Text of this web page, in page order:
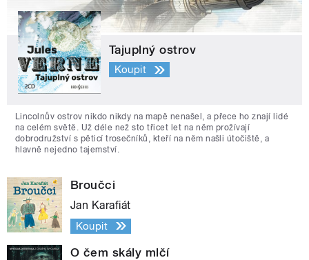
Tajuplný ostrov
Koupit
Lincolnův ostrov nikdo nikdy na mapě nenašel, a přece ho znají lidé
na celém světě. Už déle než sto třicet let na něm prožívají
dobrodružství s pěticí trosečníků, kteří na něm našli útočiště, a
hlavně nejedno tajemství.
Broučci
Jan Karafiát
Koupit
O čem skály mlčí